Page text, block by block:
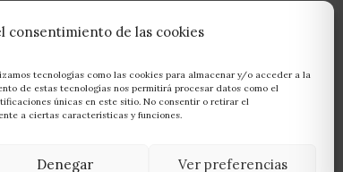
consentimiento de las cookies
tecnologías como las cookies para almacenar y/o acceder a la
de estas tecnologías nos permitirá procesar datos como el
únicas en este sitio. No consentir o retirar el
a ciertas características y funciones.
Denegar Ver preferencias